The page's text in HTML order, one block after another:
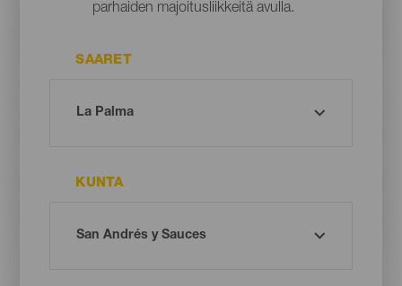
parhaiden majoitusliikkeitä avulla.
SAARET
KUNTA